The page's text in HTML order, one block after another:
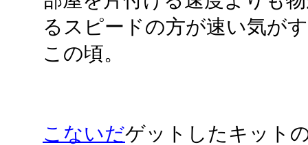
るスピードの方が速い気が
この頃。
こないだゲットしたキット